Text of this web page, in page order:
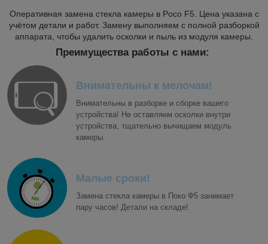
Оперативная замена стекла камеры в Poco F5. Цена указана с
учётом детали и работ. Замену выполняем с полной разборкой
аппарата, чтобы удалить осколки и пыль из модуля камеры.
Преимущества работы с нами:
Внимательны к мелочам!
Внимательны в разборке и сборке вашего
устройства! Не оставляем осколки внутри
устройства, тщательно вычищаем модуль
камеры.
Малые сроки!
Замена стекла камеры в Поко Ф5 занимает
пару часов! Детали на складе!